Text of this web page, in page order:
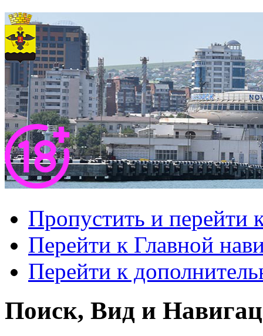
Пропустить и перейти
Перейти к Главной
Перейти к
Поиск, Вид и